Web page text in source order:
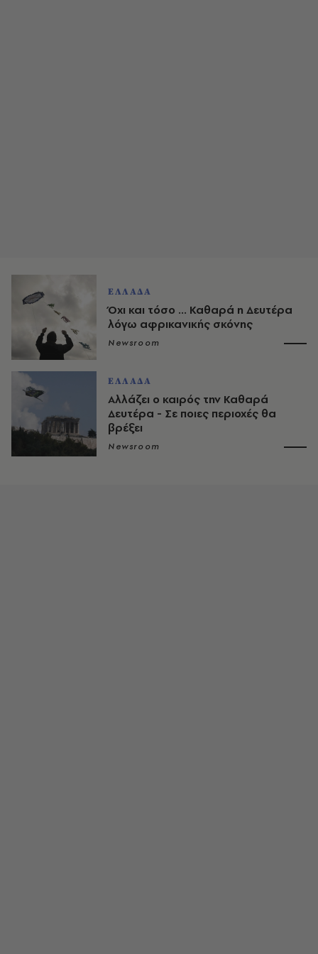
ΕΛΛΑΔΑ
Όχι και τόσο ... Καθαρά η Δευτέρα
λόγω αφρικανικής σκόνης
Newsroom
ΕΛΛΑΔΑ
Αλλάζει ο καιρός την Καθαρά
Δευτέρα - Σε ποιες περιοχές θα
βρέξει
Newsroom